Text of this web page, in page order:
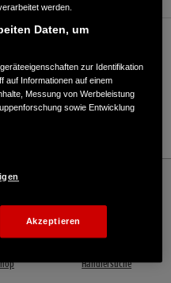
Power of Dreams
Händlersuche
werden.
Daten, um
zur Identifikation
auf Informationen auf einem
Messung von Werbeleistung
sowie Entwicklung
Akzeptieren